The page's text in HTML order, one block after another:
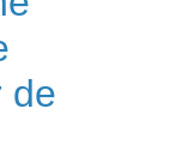
de